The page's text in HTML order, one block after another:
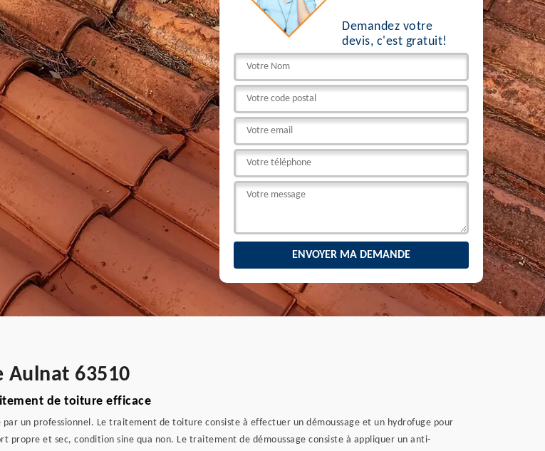
Demandez votre
devis, c'est gratuit!
63510
de toiture efficace
un professionnel. Le traitement de toiture consiste à effectuer un démoussage et un hydrofuge pour
et sec, condition sine qua non. Le traitement de démoussage consiste à appliquer un anti-